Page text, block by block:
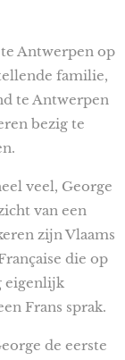
Antwerpen op
familie,
te Antwerpen
bezig te
veel, George
van een
zijn Vlaams
die op
eigenlijk
Frans sprak.
de eerste